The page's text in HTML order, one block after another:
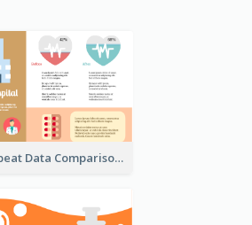
Heartbeat Data Comparison